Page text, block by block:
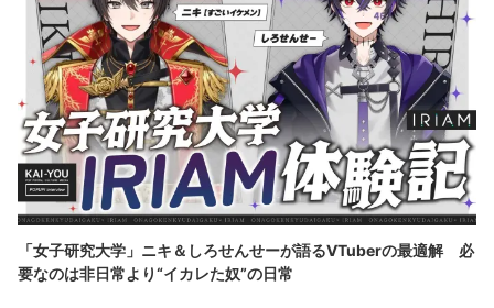
「女子研究大学」ニキ＆しろせんせーが語るVTuberの最適解 必
要なのは非日常より“イカレた奴”の日常